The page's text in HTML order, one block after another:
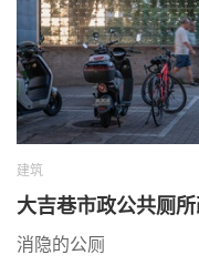
建筑
大吉巷市政公共厕
消隐的公厕